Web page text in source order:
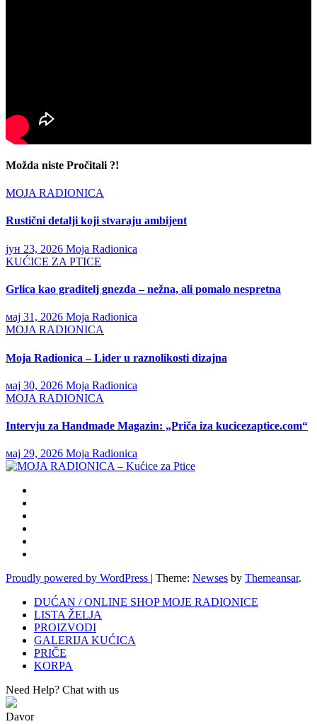
Možda niste Pročitali ?!
MOJA RADIONICA
Rustični detalji koji stvaraju ambijent
јун 23, 2026 Moja Radionica
KUĆICE ZA PTICE
Grlica kao graditelj gnezda – nežna, ali pomalo nespretna
мај 31, 2026 Moja Radionica
MOJA RADIONICA
Moja Radionica – Lider u raznolikosti dizajna
мај 30, 2026 Moja Radionica
MOJA RADIONICA
Intervju za Handmade Magazin: „Priča iza kucicezaptice.com“
мај 29, 2026 Moja Radionica
Proudly powered by WordPress | Theme: Newses by Themeansar.
DUĆAN / ONLINE SHOP MOJE RADIONICE
LISTA ŽELJA
PROIZVODI
GALERIJA KUĆICA
PRIČE
KORPA
Need Help? Chat with us
Davor